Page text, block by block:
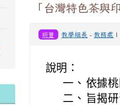
「台灣特色茶與
研習 教學組長 -教務處 |
說明：
一、 依據
二、 旨揭